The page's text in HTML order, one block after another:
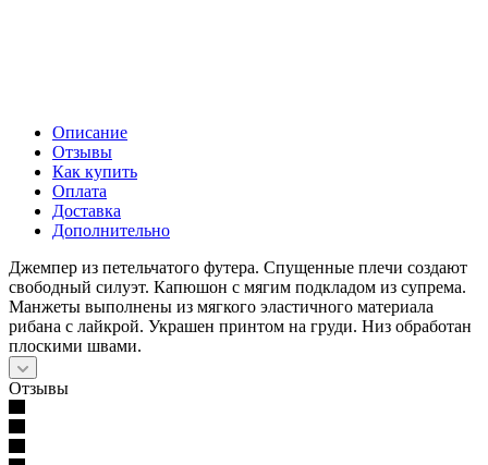
Описание
Отзывы
Как купить
Оплата
Доставка
Дополнительно
Джемпер из петельчатого футера. Спущенные плечи создают
свободный силуэт. Капюшон с мягим подкладом из супрема.
Манжеты выполнены из мягкого эластичного материала
рибана с лайкрой. Украшен принтом на груди. Низ обработан
плоскими швами.
Отзывы